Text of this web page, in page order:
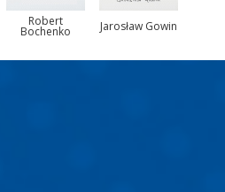
Robert
Bochenko Jarosław Gowin